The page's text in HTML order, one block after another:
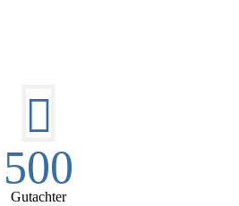
500
Gutachter